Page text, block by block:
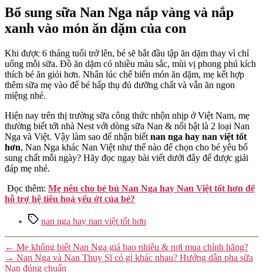
Bổ sung sữa Nan Nga nắp vàng và nắp
xanh vào món ăn dặm của con
Khi được 6 tháng tuổi trở lên, bé sẽ bắt đầu tập ăn dặm thay vì chỉ
uống mỗi sữa. Đồ ăn dặm có nhiều màu sắc, mùi vị phong phú kích
thích bé ăn giỏi hơn. Nhân lúc chế biến món ăn dặm, mẹ kết hợp
thêm sữa mẹ vào để bé hấp thụ đủ dưỡng chất và vẫn ăn ngon
miệng nhé.
Hiện nay trên thị trường sữa công thức nhộn nhịp ở Việt Nam, mẹ
thường biết tới nhà Nest với dòng sữa Nan & nổi bật là 2 loại Nan
Nga và Việt. Vậy làm sao để nhận biết nan nga hay nan việt tốt
hơn, Nan Nga khác Nan Việt như thế nào để chọn cho bé yêu bổ
sung chất mỗi ngày? Hãy đọc ngay bài viết dưới đây để được giải
đáp mẹ nhé.
Đọc thêm: Mẹ nên cho bé bú Nan Nga hay Nan Việt tốt hơn để
hỗ trợ hệ tiêu hoá yếu ớt của bé?
Tagsnan nga hay nan việt tốt hơn
← Mẹ không biết Nan Nga giá bao nhiêu & nơi mua chính hãng?
→ Nan Nga và Nan Thuỵ Sĩ có gì khác nhau? Hướng dẫn pha sữa
Nan đúng chuẩn